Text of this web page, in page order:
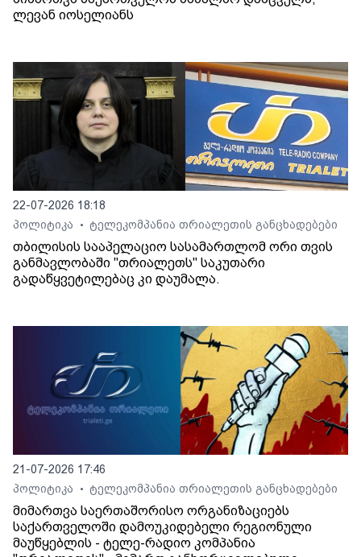
ლევან იოსელიანს
22-07-2026 18:18
პოლიტიკა
• ტელეკომპანია თრიალეთის განცხადებები
თბილისის სააპელაციო სასამართლომ ორი თვის
განმავლობაში "თრიალეთს" საკუთარი
გადაწყვეტილებაც კი დაუმალა.
21-07-2026 17:46
პოლიტიკა
• ტელეკომპანია თრიალეთის განცხადებები
მიმართვა საერთაშორისო ორგანიზაციებს
საქართველოში დამოუკიდებელი რეგიონული
მაუწყებლის - ტელე-რადიო კომპანია